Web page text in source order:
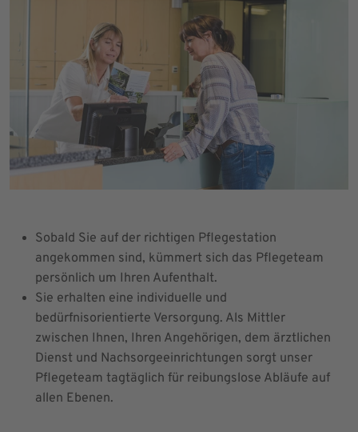
Sobald Sie auf der richtigen Pflegestation
angekommen sind, kümmert sich das Pflegeteam
persönlich um Ihren Aufenthalt.
Sie erhalten eine individuelle und
bedürfnisorientierte Versorgung. Als Mittler
zwischen Ihnen, Ihren Angehörigen, dem ärztlichen
Dienst und Nachsorgeeinrichtungen sorgt unser
Pflegeteam tagtäglich für reibungslose Abläufe auf
allen Ebenen.